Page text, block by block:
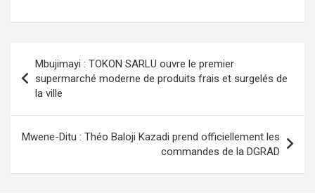
ce
b
o
o
k
at
s
A
p
se
n
g
ail e
gr
a
ta
g
er
de
l’article
Mbujimayi : TOKON SARLU ouvre le premier
supermarché moderne de produits frais et surgelés de
la ville
Mwene-Ditu : Théo Baloji Kazadi prend officiellement les
commandes de la DGRAD